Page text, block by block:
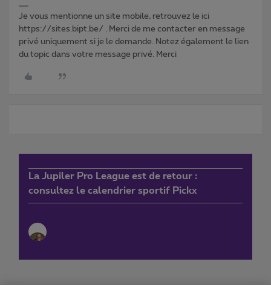
Je vous mentionne un site mobile, retrouvez le ici
https://sites.bipt.be/ . Merci de me contacter en message
privé uniquement si je le demande. Notez également le lien
du topic dans votre message privé. Merci
La Jupiler Pro League est de retour :
consultez le calendrier sportif Pickx